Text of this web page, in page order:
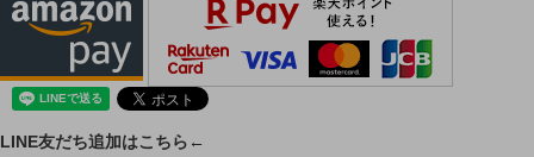
LINE友だち追加はこちら←